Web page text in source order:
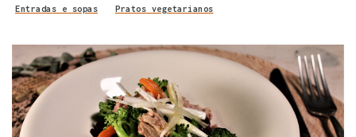
Entradas e sopas Pratos vegetarianos